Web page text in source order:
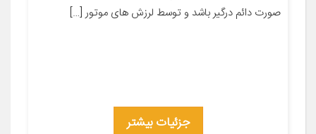
صورت دائم درگیر باشد و توسط لرزش های موتور […]
جزئیات بیشتر